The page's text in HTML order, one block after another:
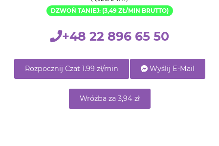
DZWOŃ TANIEJ: (3,49 ZŁ/MIN BRUTTO)
+48 22 896 65 50
Rozpocznij Czat 1.99 zł/min Wyślij E-Mail
Wróżba za 3,94 zł